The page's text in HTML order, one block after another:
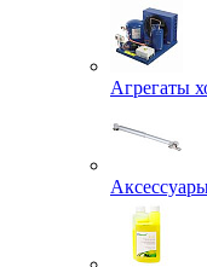
Агрегаты